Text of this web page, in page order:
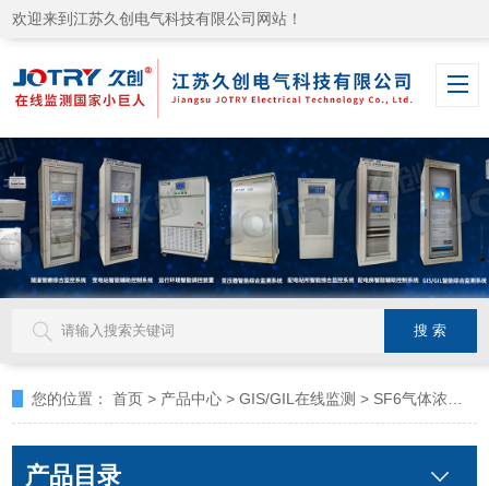
欢迎来到江苏久创电气科技有限公司网站！
您的位置： 首页 > 产品中心 >GIS/GIL在线监测 > SF6气体浓度在线监测系统
产品目录